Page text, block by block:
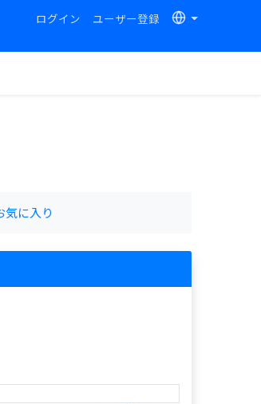
ログイン ユーザー登録
気に入り